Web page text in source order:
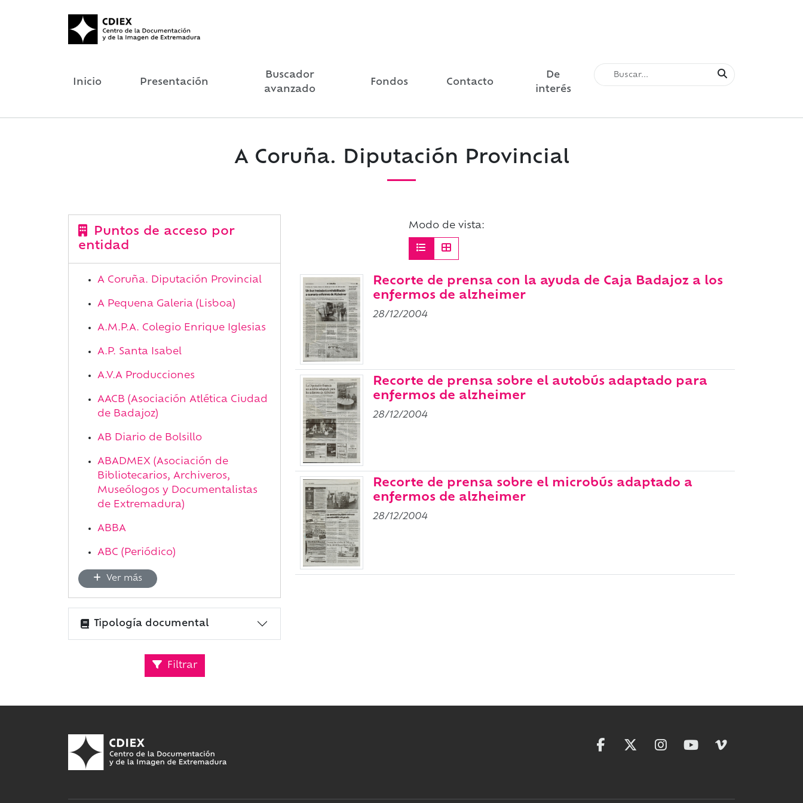
Inicio Presentación
Buscador
avanzado
Fondos Contacto
De
interés
A Coruña. Diputación Provincial
Puntos de acceso por
entidad
A Coruña. Diputación Provincial
A Pequena Galeria (Lisboa)
A.M.P.A. Colegio Enrique Iglesias
A.P. Santa Isabel
A.V.A Producciones
AACB (Asociación Atlética Ciudad
de Badajoz)
AB Diario de Bolsillo
ABADMEX (Asociación de
Bibliotecarios, Archiveros,
Museólogos y Documentalistas
de Extremadura)
ABBA
ABC (Periódico)
Ver más
Tipología documental
Filtrar
Modo de vista:
Recorte de prensa con la ayuda de Caja Badajoz a los
enfermos de alzheimer
28/12/2004
Recorte de prensa sobre el autobús adaptado para
enfermos de alzheimer
28/12/2004
Recorte de prensa sobre el microbús adaptado a
enfermos de alzheimer
28/12/2004